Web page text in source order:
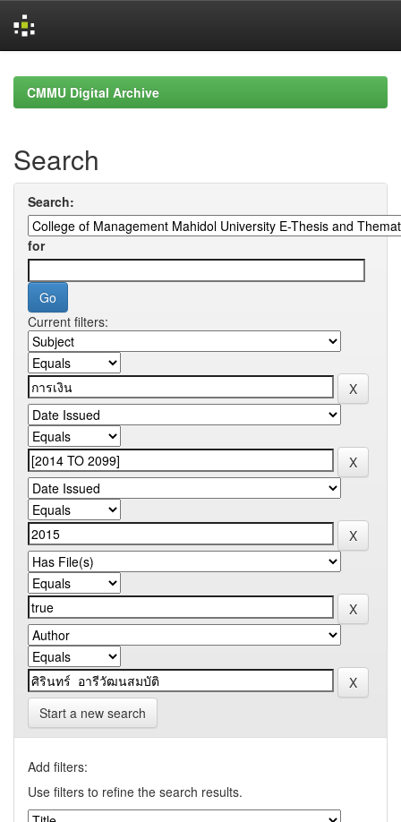
navigationCMMU Digital Archive
Search
Search:
for
Current filters:
Start a new search
Add filters:
Use filters to refine the search results.